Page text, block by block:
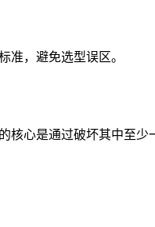
准，避免选型误区。
心是通过破坏其中至少